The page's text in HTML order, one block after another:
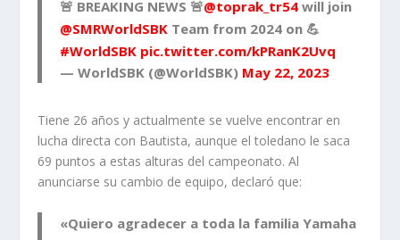
🚨 BREAKING NEWS 🚨@toprak_tr54 will join
@SMRWorldSBK Team from 2024 on 💪
#WorldSBK pic.twitter.com/kPRanK2Uvq
— WorldSBK (@WorldSBK) May 22, 2023
Tiene 26 años y actualmente se vuelve encontrar en
lucha directa con Bautista, aunque el toledano le saca
69 puntos a estas alturas del campeonato. Al
anunciarse su cambio de equipo, declaró que:
«Quiero agradecer a toda la familia Yamaha